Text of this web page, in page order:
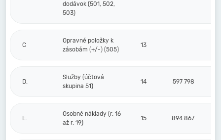
dodávok (501, 502,
503)
C
Opravné položky k
zásobám (+/-) (505)
13
D.
Služby (účtová
skupina 51)
14 597 798
E.
Osobné náklady (r. 16
až r. 19)
15 894 867